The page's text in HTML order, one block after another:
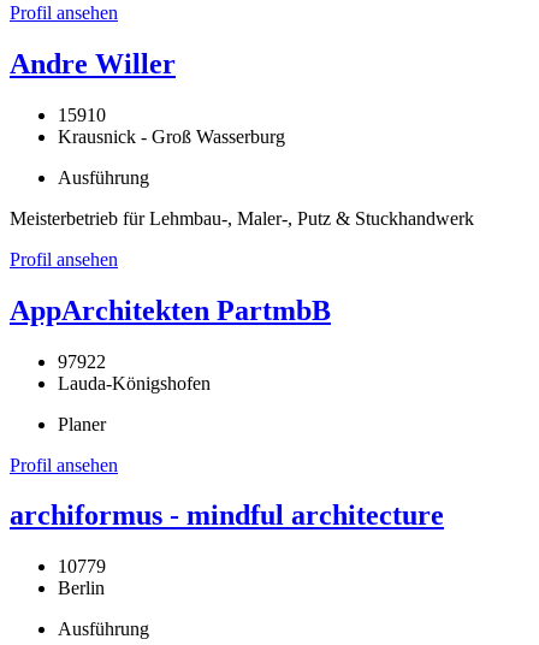
Profil ansehen
Andre Willer
15910
Krausnick - Groß Wasserburg
Ausführung
Meisterbetrieb für Lehmbau-, Maler-, Putz & Stuckhandwerk
Profil ansehen
AppArchitekten PartmbB
97922
Lauda-Königshofen
Planer
Profil ansehen
archiformus - mindful architecture
10779
Berlin
Ausführung